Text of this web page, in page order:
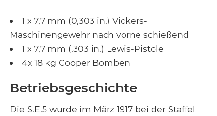
1 x 7,7 mm (0,303 in.) Vickers-
Maschinengewehr nach vorne schießend
1 x 7,7 mm (.303 in.) Lewis-Pistole
4x 18 kg Cooper Bomben
Betriebsgeschichte
Die S.E.5 wurde im März 1917 bei der Staffel